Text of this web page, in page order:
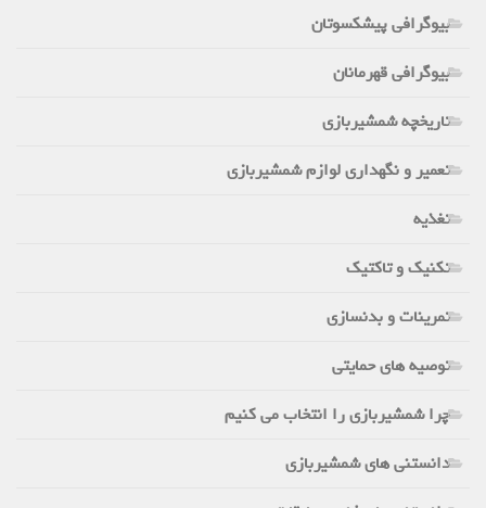
بیوگرافی پیشکسوتان
بیوگرافی قهرمانان
تاریخچه شمشیربازی
تعمیر و نگهداری لوازم شمشیربازی
تغذیه
تکنیک و تاکتیک
تمرینات و بدنسازی
توصیه های حمایتی
چرا شمشیربازی را انتخاب می کنیم
دانستنی های شمشیربازی